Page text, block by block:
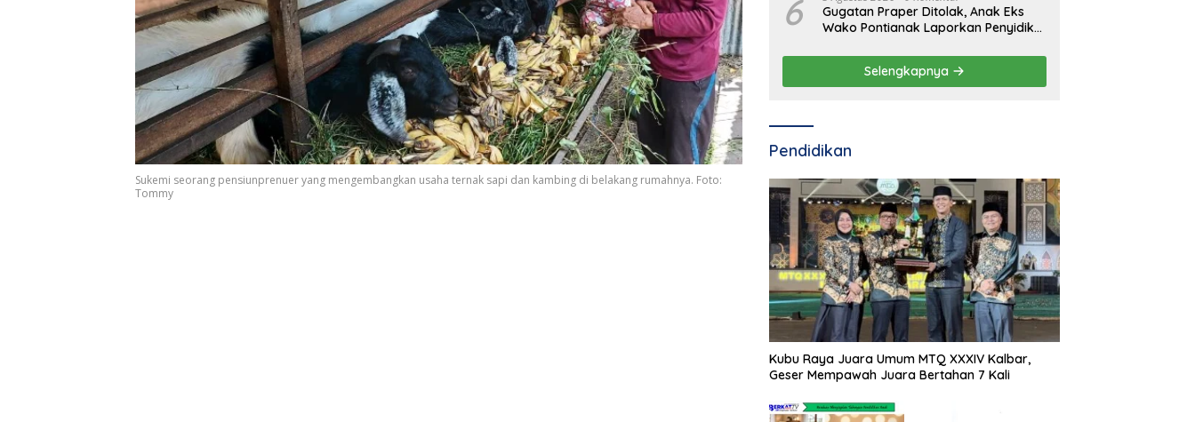
Sukemi seorang pensiunprenuer yang mengembangkan usaha ternak sapi dan kambing di belakang rumahnya. Foto:
Tommy
6
Gugatan Praper Ditolak, Anak Eks
Wako Pontianak Laporkan Penyidik
Selengkapnya
Pendidikan
Kubu Raya Juara Umum MTQ XXXIV Kalbar,
Geser Mempawah Juara Bertahan 7 Kali